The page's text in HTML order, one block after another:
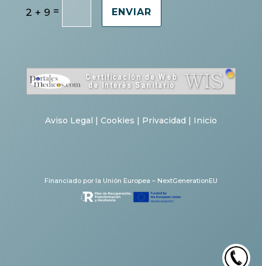
2 + 9 = ENVIAR
Aviso Legal | Cookies | Privacidad | Inicio
Financiado por la Unión Europea – NextGenerationEU